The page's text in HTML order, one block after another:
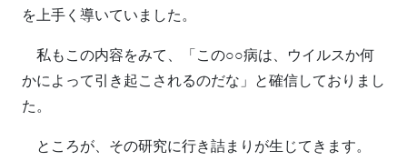
を上手く導いていました。
私もこの内容をみて、「この○○病は、ウイルスか何
かによって引き起こされるのだな」と確信しておりまし
た。
ところが、その研究に行き詰まりが生じてきます。